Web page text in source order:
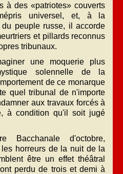
à des «patriotes» couverts
universel, et, à la
peuple russe, il accorde
et pillards reconnus
tribunaux.
une moquerie plus
solennelle de la
de ce monarque
quel tribunal de n'importe
aux travaux forcés à
à condition qu'il soit jugé
Bacchanale d'octobre,
horreurs de la nuit de la
être un effet théâtral
perdu de trois et demi à